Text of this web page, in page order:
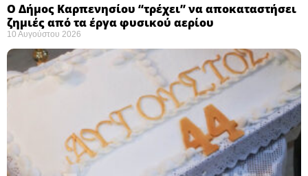
Ο Δήμος Καρπενησίου “τρέχει” να αποκαταστήσει
ζημιές από τα έργα φυσικού αερίου
10 Αυγούστου 2026